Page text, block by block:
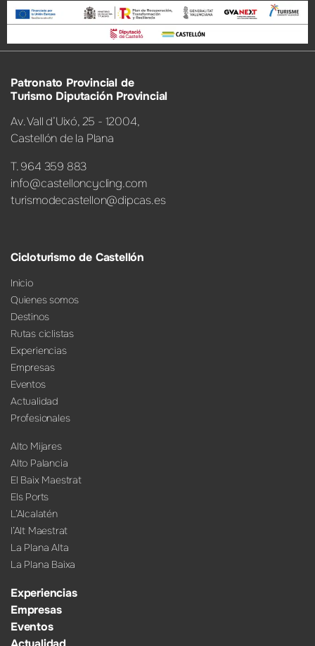
Patronato Provincial de
Turismo Diputación Provincial
Av. Vall d’Uixó, 25 - 12004,
Castellón de la Plana
T. 964 359 883
info@castelloncycling.com
turismodecastellon@dipcas.es
Cicloturismo de Castellón
Inicio
Quienes somos
Destinos
Rutas ciclistas
Experiencias
Empresas
Eventos
Actualidad
Profesionales
Alto Mijares
Alto Palancia
El Baix Maestrat
Els Ports
L’Alcalatén
l’Alt Maestrat
La Plana Alta
La Plana Baixa
Experiencias
Empresas
Eventos